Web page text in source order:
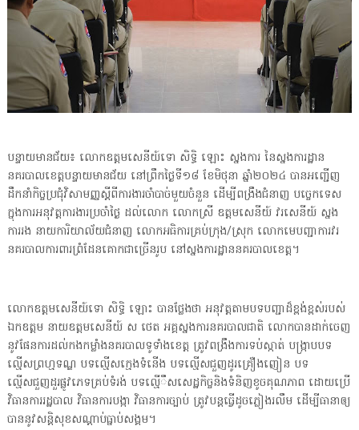
បន្ទាយមានជ័យ៖ លោកឧត្តមសេនីយ៍ទោ សិទ្ធិ ឡោះ ស្នងការ នៃស្នងការដ្ឋាន
នគរបាលខេត្តបន្ទាយមានជ័យ នៅព្រឹកថ្ងៃទី១៨ ខែមិថុនា ឆ្នាំ២០២៤ បានអញ្ជើញ
ដឹកនាំកិច្ចប្រជុំវិសាមញ្ញស្តីពីការងារចាំបាច់មួយចំនួន ដើម្បីពង្រឹងជំនាញ បច្ចេកទេស
ក្នុងការអនុវត្តការងារប្រចាំថ្ងៃ ដល់លោក លោកស្រី ឧត្តមសេនីយ៍ វរសេនីយ៍ ស្នង
ការរង នាយការិយាល័យជំនាញ លោកអធិការគ្រប់ក្រុង/ស្រុក លោកមេបញ្ជាការវរ
នគរបាលការពារព្រំដែនគោកជាច្រើនរូប នៅស្នងការដ្ឋាននគរបាលខេត្ត។
លោកឧត្តមសេនីយ៍ទោ សិទ្ធិ ឡោះ បានថ្លែងថា អនុវត្តតាមបទបញ្ជាដ៏ខ្ពង់ខ្ពស់របស់
ឯកឧត្តម នាយឧត្តមសេនីយ៍ ស ថេត អគ្គស្នងការនគរបាលជាតិ លោកបានដាក់ចេញ
នូវផែនការដល់កងកម្លាំងនគរបាលទូទាំងខេត្ត ត្រូវពង្រឹងការទប់ស្កាត់ បង្ក្រាបបទ
ល្មើសព្រហ្មទណ្ឌ បទល្មើសក្មេងទំនើង បទល្មើសជួញដូរគ្រឿងញៀន បទ
ល្មើសជួញដួរផ្លូវភេទគ្រប់ទំរង់ បទល្មើឹសសេដ្ឋកិច្ចនិងទំនិញខូចគុណភាព ដោយប្រើ
វិធានការរដ្ឋបាល វិធានការបង្កា វិធានការច្បាប់ ត្រូវបន្តធ្វើដូចភ្លៀងរលឹម ដើម្បីធានាឲ្យ
បាននូវសន្តិសុខសណ្តាប់ធ្នាប់សង្គម។